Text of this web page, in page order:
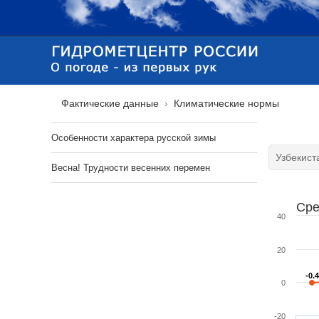
Фактические данные Климатические нормы
-0.4
-0.4
-20
0
20
40
Особенности характера русской зимы
Весна! Трудности весенних перемен